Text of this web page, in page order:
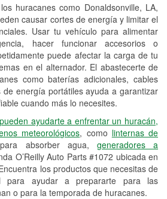
huracanes como Donaldsonville, LA,
causar cortes de energía y limitar el
Usar tu vehículo para alimentar
hacer funcionar accesorios o
puede afectar la carga de tu
en el alternador. El abastecerte de
como baterías adicionales, cables
energía portátiles ayuda a garantizar
cuando más lo necesites.
ayudarte a enfrentar un huracán,
meteorológicos, como linternas de
absorber agua, generadores a
O’Reilly Auto Parts #1072 ubicada en
los productos que necesitas de
para ayudar a prepararte para las
o para la temporada de huracanes.
Supplies
Supplies